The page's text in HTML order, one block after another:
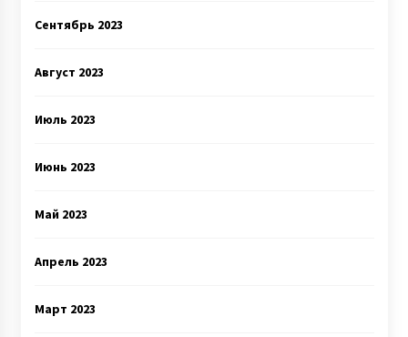
Сентябрь 2023
Август 2023
Июль 2023
Июнь 2023
Май 2023
Апрель 2023
Март 2023